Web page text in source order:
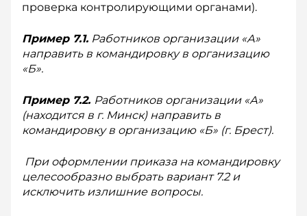
проверка контролирующими органами).
Пример 7.1. Работников организации «А»
направить в командировку в организацию
«Б».
Пример 7.2. Работников организации «А»
(находится в г. Минск) на­править в
командировку в организацию «Б» (г. Брест).
При оформлении приказа на командировку
целесообразно выбрать вариант 7.2 и
исключить излишние вопросы.